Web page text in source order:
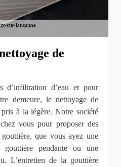
de
d’infiltration d’eau et pour
demeure, le nettoyage de
à la légère. Notre société
vous pour proposer des
que vous ayez une
gouttière pendante ou une
L’entretien de la gouttière